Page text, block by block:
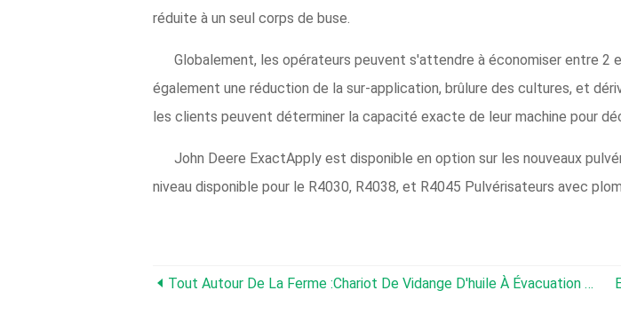
réduite à un seul corps de buse.
Globalement, les opérateurs peuvent s'attendre à économiser entre
également une réduction de la sur-application, brûlure des cultures, et
les clients peuvent déterminer la capacité exacte de leur machine pour
John Deere ExactApply est disponible en option sur les nouveaux
niveau disponible pour le R4030, R4038, et R4045 Pulvérisateurs avec
Tout Autour De La Ferme :chariot De Vidange D'huile À Évacuation D'air